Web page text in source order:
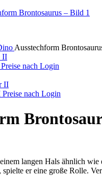
Ausstechform
Preise nach Login
Preise nach Login
langen Hals ähnlich
er eine große Rolle.